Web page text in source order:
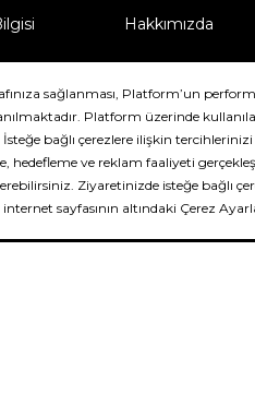
Hakkımızda
2026. Tüm hakları saklıdır.